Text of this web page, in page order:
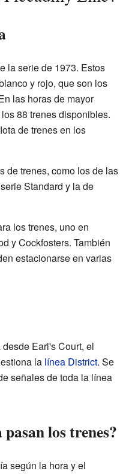
la serie de 1973. Estos
y rojo, que son los
las horas de mayor
88 trenes disponibles.
de trenes en los
de trenes, como los de las
Standard y la de
los trenes, uno en
y Cockfosters. También
estacionarse en varias
Earl's Court, el
la línea District. Se
señales de toda la línea
los trenes?
según la hora y el